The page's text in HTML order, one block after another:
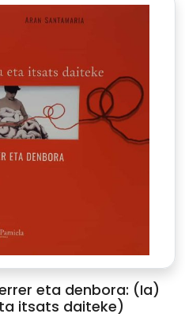
eta denbora: (Ia)
itsats daiteke)